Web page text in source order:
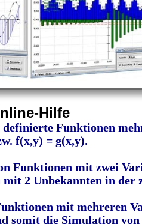
Hilfe
Funktionen
f(x,y) = g(x,y).
Funktionen mit zwei
2 Unbekannten in der
mit mehreren
somit die Simulation